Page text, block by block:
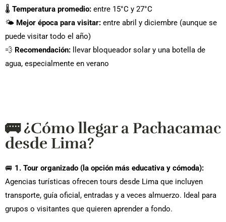
🌡️ Temperatura promedio: entre 15°C y 27°C
🌤️ Mejor época para visitar: entre abril y diciembre (aunque se
puede visitar todo el año)
💨 Recomendación: llevar bloqueador solar y una botella de
agua, especialmente en verano
🚌 ¿Cómo llegar a Pachacamac
desde Lima?
🚐 1. Tour organizado (la opción más educativa y cómoda):
Agencias turísticas ofrecen tours desde Lima que incluyen
transporte, guía oficial, entradas y a veces almuerzo. Ideal para
grupos o visitantes que quieren aprender a fondo.